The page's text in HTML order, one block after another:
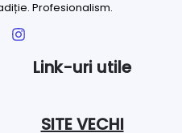
Profesionalism.
Link-uri utile
SITE VECHI